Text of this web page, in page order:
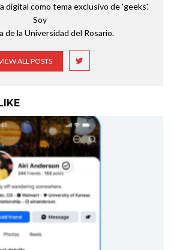
digital como tema exclusivo de 'geeks'.
Soy
de la Universidad del Rosario.
ALL POSTS